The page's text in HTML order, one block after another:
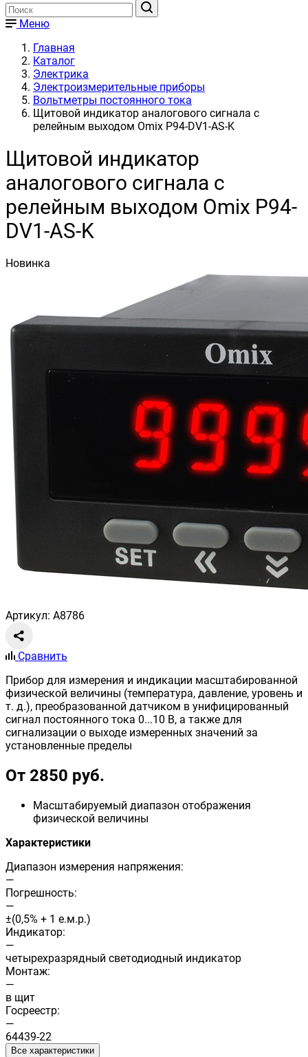
Меню
Главная
Каталог
Электрика
Электроизмерительные приборы
Вольтметры постоянного тока
Щитовой индикатор аналогового сигнала с
релейным выходом Omix P94-DV1-AS-K
Щитовой индикатор
аналогового сигнала с
релейным выходом Omix P94-
DV1-AS-K
Новинка
Артикул: A8786
Сравнить
Прибор для измерения и индикации масштабированной
физической величины (температура, давление, уровень и
т. д.), преобразованной датчиком в унифицированный
сигнал постоянного тока 0...10 В, а также для
сигнализации о выходе измеренных значений за
установленные пределы
От 2850 руб.
Масштабируемый диапазон отображения
физической величины
Характеристики
Диапазон измерения напряжения:
—
Погрешность:
—
±(0,5% + 1 е.м.р.)
Индикатор:
—
четырехразрядный светодиодный индикатор
Монтаж:
—
в щит
Госреестр:
—
64439-22
Все характеристики